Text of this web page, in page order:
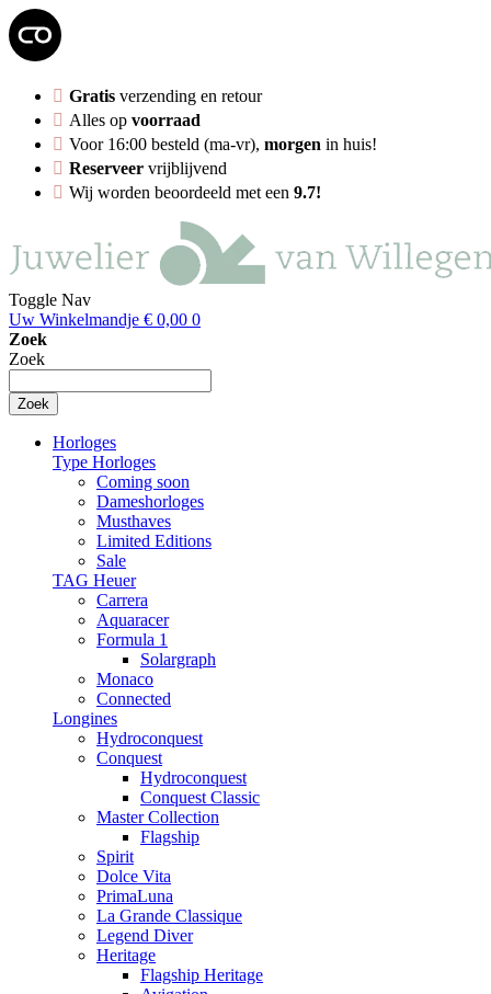
Gratis verzending en retour
Alles op voorraad
Voor 16:00 besteld (ma-vr), morgen in huis!
Reserveer vrijblijvend
Wij worden beoordeeld met een 9.7!
Toggle Nav
Uw Winkelmandje € 0,00 0
Zoek
Zoek
Zoek
Horloges
Type Horloges
Coming soon
Dameshorloges
Musthaves
Limited Editions
Sale
TAG Heuer
Carrera
Aquaracer
Formula 1
Solargraph
Monaco
Connected
Longines
Hydroconquest
Conquest
Hydroconquest
Conquest Classic
Master Collection
Flagship
Spirit
Dolce Vita
PrimaLuna
La Grande Classique
Legend Diver
Heritage
Flagship Heritage